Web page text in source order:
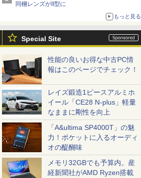
同梱レンズがII型に
もっと見る
Special Site
性能の良いお得な中古PC情
報はこのページでチェック！
レイズ鍛造1ピースアルミホ
イール「CE28 N-plus」軽量
なままに剛性を向上
「A&ultima SP4000T」の魅
力！ポケットに入るオーディ
オの醍醐味
メモリ32GBでも予算内。産
経新聞社がAMD Ryzen搭載